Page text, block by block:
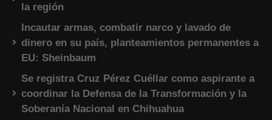
la región
Incautar armas, combatir narco y lavado de
dinero en su país, planteamientos permanentes a
EU: Sheinbaum
Se registra Cruz Pérez Cuéllar como aspirante a
coordinar la Defensa de la Transformación y la
Soberanía Nacional en Chihuahua